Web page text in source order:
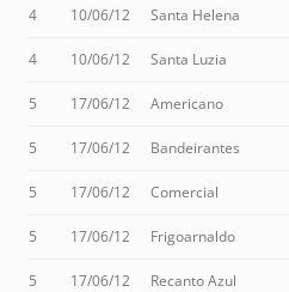
4 10/06/12 Santa Helena
4 10/06/12 Santa Luzia
5 17/06/12 Americano
5 17/06/12 Bandeirantes
5 17/06/12 Comercial
5 17/06/12 Frigoarnaldo
5 17/06/12 Recanto Azul